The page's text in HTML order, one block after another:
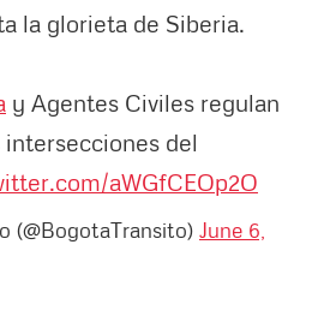
la glorieta de Siberia.
y Agentes Civiles regulan
del
aWGfCEOp2O
(@BogotaTransito) June 6,